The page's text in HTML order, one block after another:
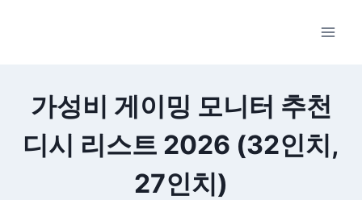
가성비 게이밍 모니터 추천
디시 리스트 2026 (32인치,
27인치)